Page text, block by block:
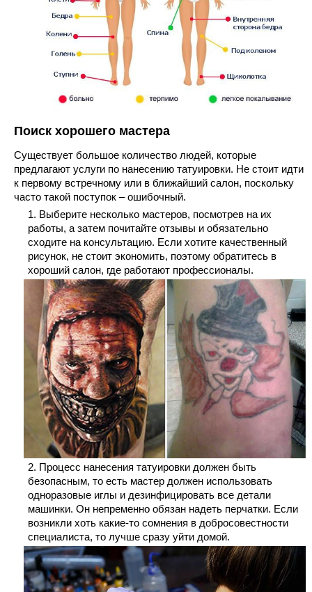
Поиск хорошего мастера
Существует большое количество людей, которые
предлагают услуги по нанесению татуировки. Не стоит идти
к первому встречному или в ближайший салон, поскольку
часто такой поступок – ошибочный.
Выберите несколько мастеров, посмотрев на их
работы, а затем почитайте отзывы и обязательно
сходите на консультацию. Если хотите качественный
рисунок, не стоит экономить, поэтому обратитесь в
хороший салон, где работают профессионалы.
Процесс нанесения татуировки должен быть
безопасным, то есть мастер должен использовать
одноразовые иглы и дезинфицировать все детали
машинки. Он непременно обязан надеть перчатки. Если
возникли хоть какие-то сомнения в добросовестности
специалиста, то лучше сразу уйти домой.